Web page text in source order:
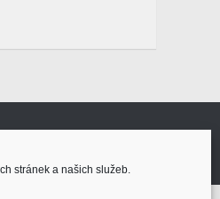
stránek a našich služeb.